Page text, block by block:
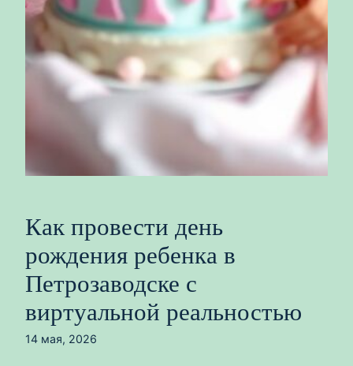
Как провести день
рождения ребенка в
Петрозаводске с
виртуальной реальностью
14 мая, 2026